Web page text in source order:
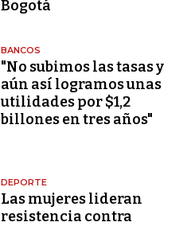
Bogotá
BANCOS
"No subimos las tasas y
aún así logramos unas
utilidades por $1,2
billones en tres años"
DEPORTE
Las mujeres lideran
resistencia contra